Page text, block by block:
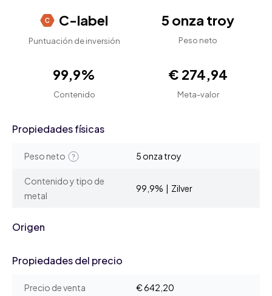
C-label
Puntuación de inversión
5 onza troy
Peso neto
99,9%
Contenido
€ 274,94
Meta-valor
Propiedades físicas
Peso neto 5 onza troy
Contenido y tipo de
metal
99,9% | Zilver
Origen
Propiedades del precio
Precio de venta € 642,20